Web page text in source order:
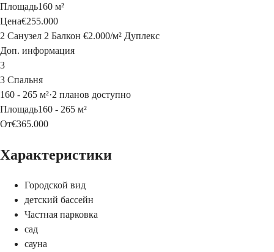
Площадь160 м²
Цена€255.000
2 Санузел 2 Балкон €2.000/м² Дуплекс
Доп. информация
3
3 Спальня
160 - 265 м²·2 планов доступно
Площадь160 - 265 м²
От€365.000
Характеристики
Городской вид
детский бассейн
Частная парковка
сад
сауна